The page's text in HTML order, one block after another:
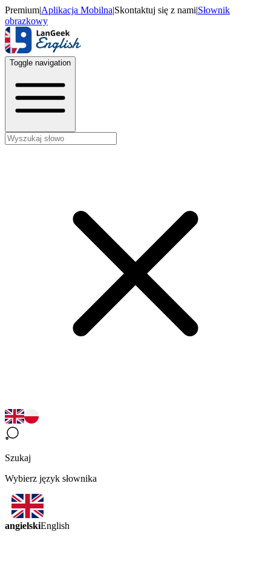
Premium|Aplikacja Mobilna|Skontaktuj się z nami|Słownik
obrazkowy
Toggle navigation
Szukaj
Wybierz język słownika
angielskiEnglish